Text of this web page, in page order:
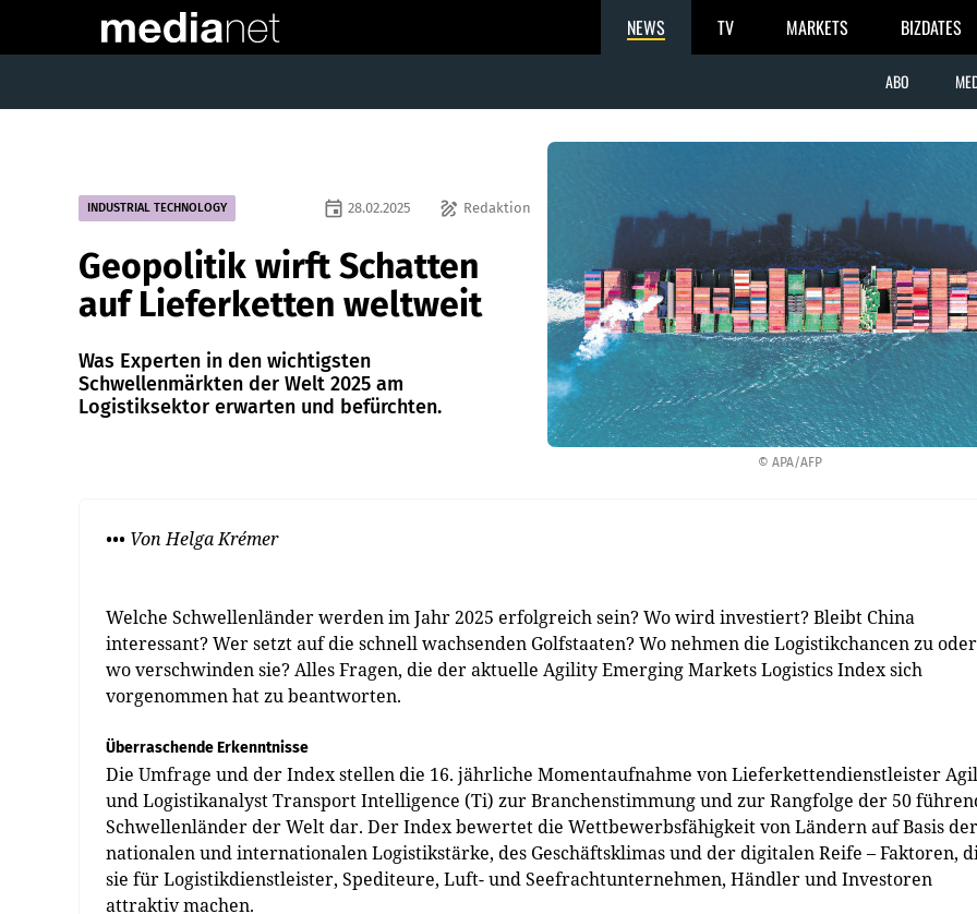
NEWS TV MARKETS BIZDATES
ABO
© APA/AFP
INDUSTRIAL TECHNOLOGY draw Redaktion
event 28.02.2025
Geopolitik wirft Schatten
auf Lieferketten weltweit
Was Experten in den wichtigsten
Schwellenmärkten der Welt 2025 am
Logistiksektor erwarten und befürchten.
••• Von Helga Krémer
Welche Schwellenländer werden im Jahr 2025 erfolgreich sein? Wo wird investiert? Bleibt China
interessant? Wer setzt auf die schnell wachsenden Golfstaaten? Wo nehmen die Logistikchancen zu oder
wo verschwinden sie? Alles Fragen, die der aktuelle Agility Emerging Markets Logistics Index sich
vorgenommen hat zu beantworten.
Überraschende Erkenntnisse
Die Umfrage und der Index stellen die 16. jährliche Momentaufnahme von Lieferkettendienstleister
und Logistikanalyst Transport Intelligence (Ti) zur Branchenstimmung und zur Rangfolge der 50
Schwellenländer der Welt dar. Der Index bewertet die Wettbewerbsfähigkeit von Ländern auf Basis der
nationalen und internationalen Logistikstärke, des Geschäftsklimas und der digitalen Reife – Faktoren,
sie für Logistikdienstleister, Spediteure, Luft- und Seefrachtunternehmen, Händler und Investoren
attraktiv machen.